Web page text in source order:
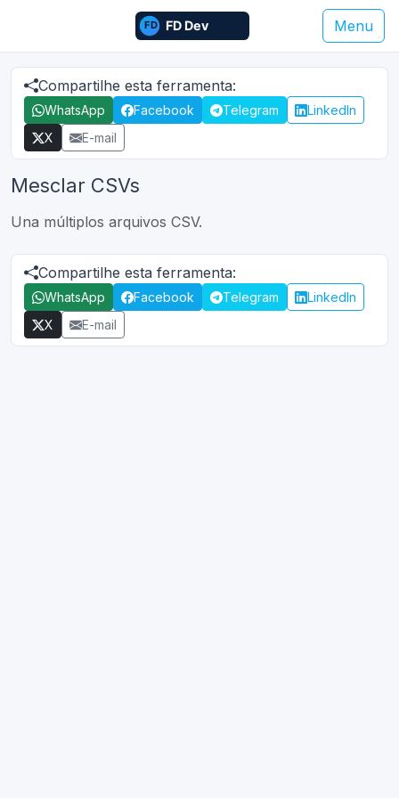
Menu
Compartilhe esta ferramenta:
WhatsApp Facebook Telegram
LinkedIn
X
E-mail
Mesclar CSVs
Una múltiplos arquivos CSV.
Compartilhe esta ferramenta:
WhatsApp Facebook Telegram
LinkedIn
X
E-mail